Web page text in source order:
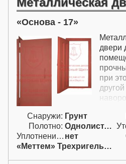
очень
следы
двери
Основа - 17
двери
при
и
с
Снаружи: Грунт
Полотно:
Однолист. гнут.
Уплотнение: нет
«Меттем» Трехригельный